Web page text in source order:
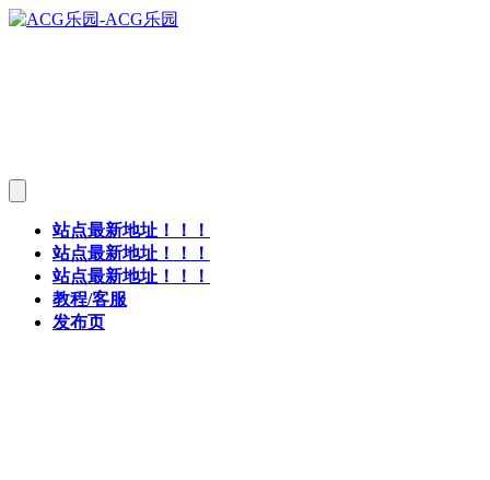
站点最新地址！！！
站点最新地址！！！
站点最新地址！！！
教程/客服
发布页